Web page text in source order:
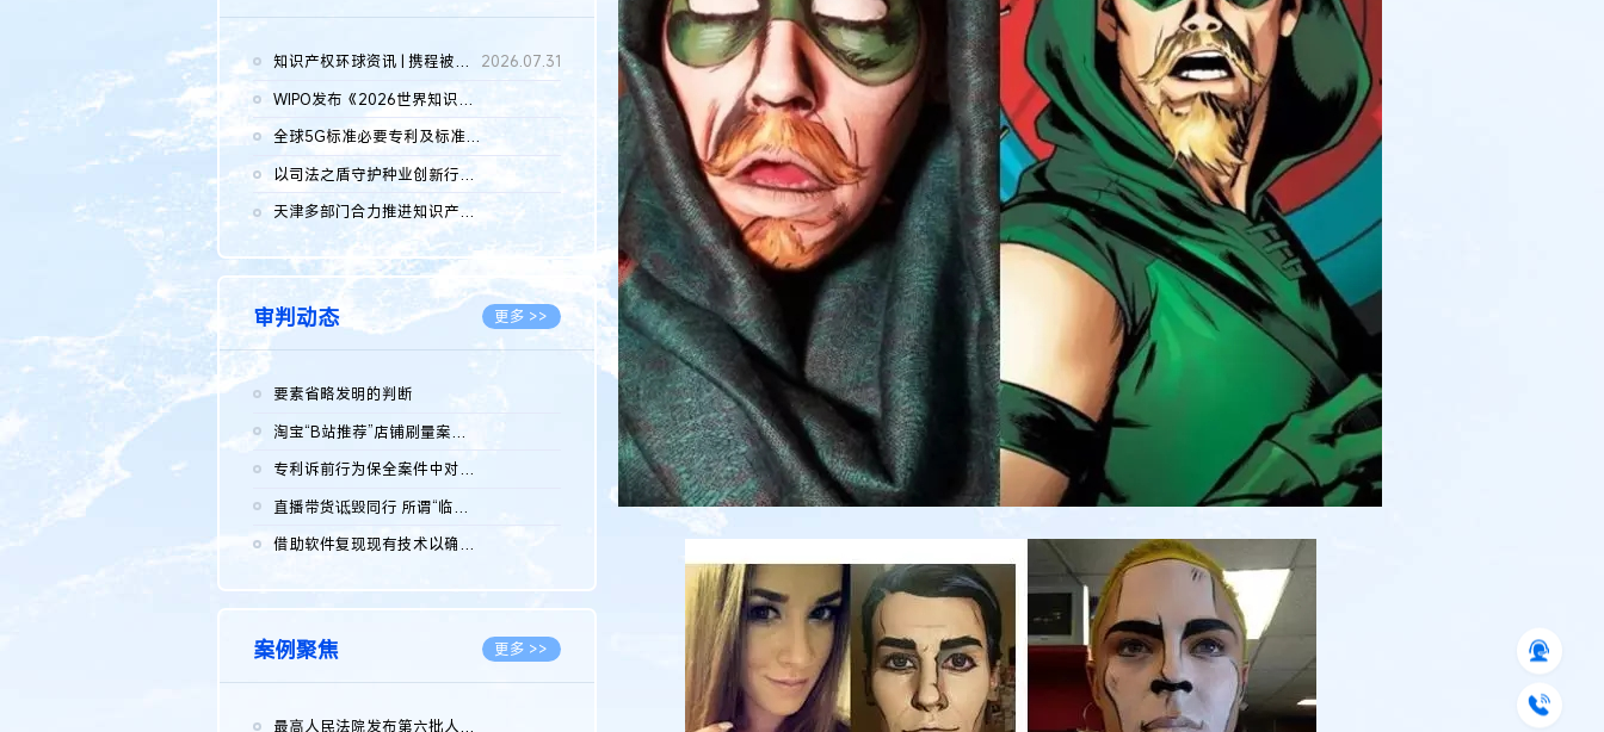
知识产权环球资讯 | 携程被市监总局罚51.79亿；瑞幸泰国商标案上...
2026.07.31
WIPO发布《2026世界知识产权报告》 含报告全文
全球5G标准必要专利及标准提案研究报告（2026年）全文发布
以司法之盾守护种业创新行稳致远
2026.08.05
天津多部门合力推进知识产权保护工作
2026.08.05
审判动态 更多 >>
要素省略发明的判断
淘宝“B站推荐”店铺刷量案维持原判，两被告连带赔偿150万元
专利诉前行为保全案件中对仿制药申请人曾作出三类声明的考量及违...
直播带货诋毁同行 所谓“临场发挥”不免责
借助软件复现现有技术以确认相关参数特征是否被公开
案例聚焦 更多 >>
最高人民法院发布第六批人民法院种业知识产权司法保护典型案例 含...